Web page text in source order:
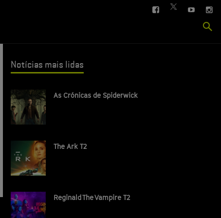
FACEBOOK
TWITTER
YOUTUBE
Notícias mais lidas
As Crónicas de Spiderwick
The Ark T2
Reginald The Vampire T2